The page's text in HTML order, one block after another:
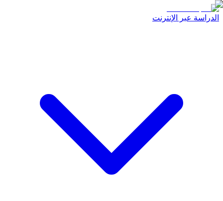
الدراسة عبر الإنترنت